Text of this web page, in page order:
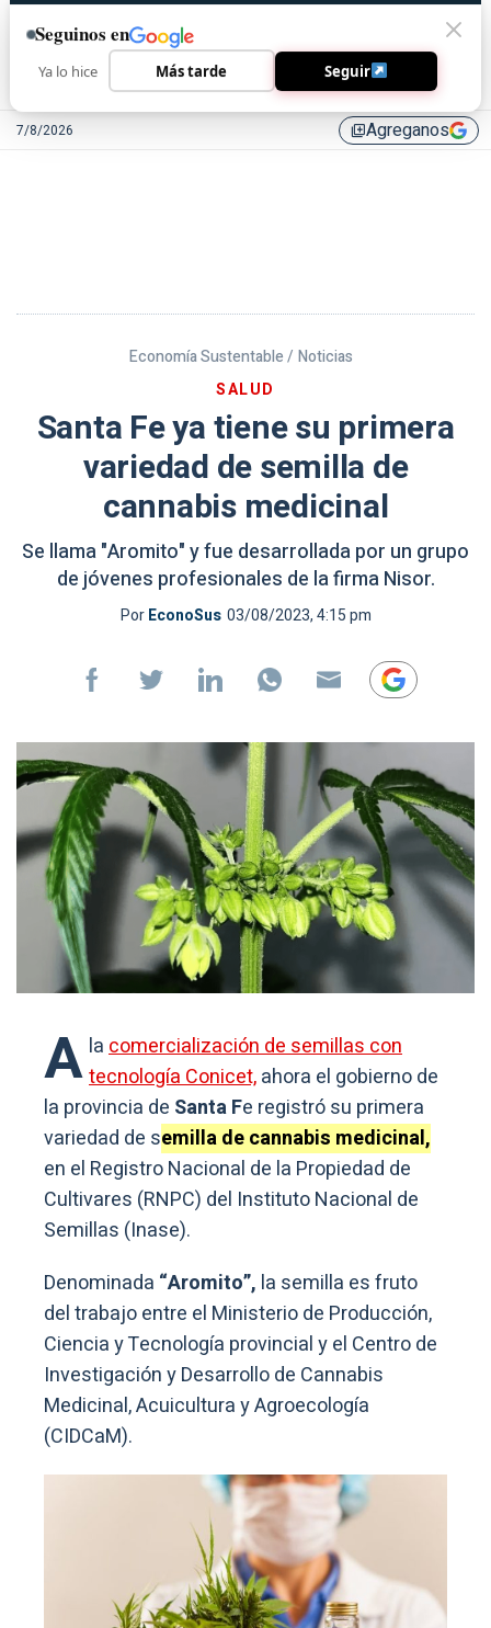
7/8/2026 library_addAgreganos
Economía Sustentable / Noticias
SALUD
Santa Fe ya tiene su primera
variedad de semilla de
cannabis medicinal
Se llama "Aromito" y fue desarrollada por un grupo
de jóvenes profesionales de la firma Nisor.
PorEconoSus 03/08/2023, 4:15 pm
A lacomercialización de semillas con
tecnología Conicet,ahora el gobierno de
la provincia de Santa Fe registró su primera
variedad de semilla de cannabis medicinal,
en el Registro Nacional de la Propiedad de
Cultivares (RNPC) del Instituto Nacional de
Semillas (Inase).
Denominada “Aromito”, la semilla es fruto
del trabajo entre el Ministerio de Producción,
Ciencia y Tecnología provincial y el Centro de
Investigación y Desarrollo de Cannabis
Medicinal, Acuicultura y Agroecología
(CIDCaM).
Seguinos en
Ya lo hice Más tarde Seguir